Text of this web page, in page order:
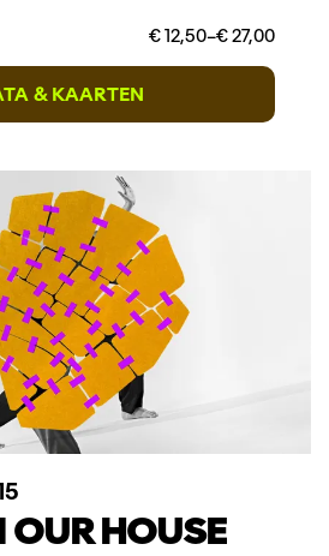
€ 12,50–€ 27,00
& KAARTEN
OUR HOUSE